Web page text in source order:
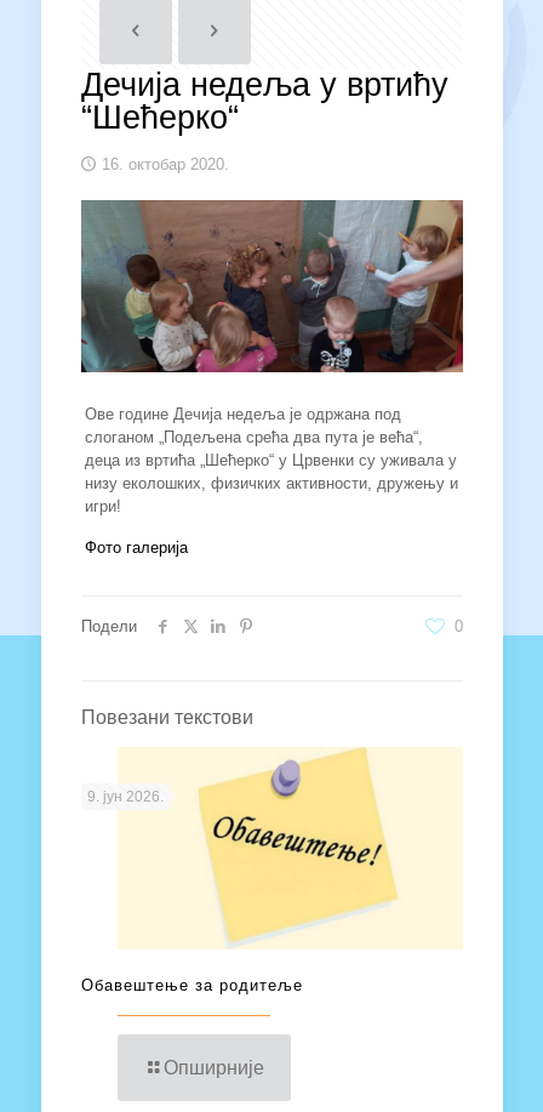
Дечија недеља у вртићу
“Шећерко“
16. октобар 2020.
Ове године Дечија недеља је одржана под
слоганом „Подељена срећа два пута је већа“,
деца из вртића „Шећерко“ у Црвенки су уживала у
низу еколошких, физичких активности, дружењу и
игри!
Фото галерија
Подели 0
Повезани текстови
9. јун 2026.
Обавештење за родитеље
Опширније